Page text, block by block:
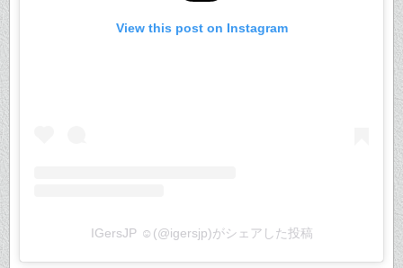
View this post on Instagram
IGersJP ☺︎(@igersjp)がシェアした投稿